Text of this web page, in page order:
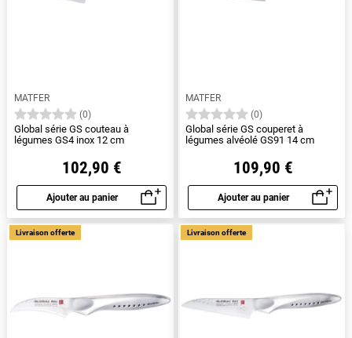
MATFER
(0)
Global série GS couteau à
légumes GS4 inox 12 cm
102,90 €
Ajouter au panier
Aperçu rapide
MATFER
(0)
Global série GS couperet à
légumes alvéolé GS91 14 cm
109,90 €
Ajouter au panier
Aperçu rapide
Livraison offerte Livraison offerte